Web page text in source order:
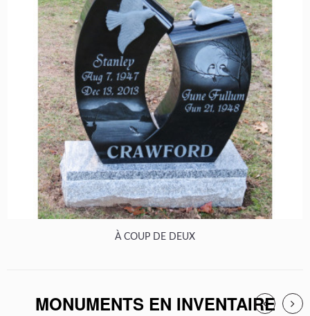
À COUP DE DEUX
MONUMENTS EN INVENTAIRE